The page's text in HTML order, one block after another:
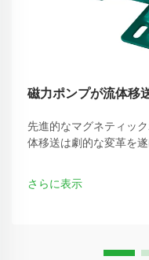
磁力ポンプが流体移
先進的なマグネティッ
体移送は劇的な変革を
で信頼性の高い運用を
さらに表示